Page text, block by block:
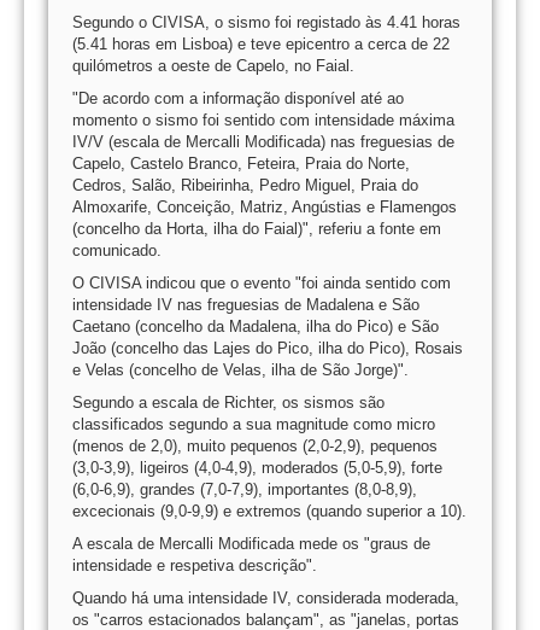
Segundo o CIVISA, o sismo foi registado às 4.41 horas
(5.41 horas em Lisboa) e teve epicentro a cerca de 22
quilómetros a oeste de Capelo, no Faial.
"De acordo com a informação disponível até ao
momento o sismo foi sentido com intensidade máxima
IV/V (escala de Mercalli Modificada) nas freguesias de
Capelo, Castelo Branco, Feteira, Praia do Norte,
Cedros, Salão, Ribeirinha, Pedro Miguel, Praia do
Almoxarife, Conceição, Matriz, Angústias e Flamengos
(concelho da Horta, ilha do Faial)", referiu a fonte em
comunicado.
O CIVISA indicou que o evento "foi ainda sentido com
intensidade IV nas freguesias de Madalena e São
Caetano (concelho da Madalena, ilha do Pico) e São
João (concelho das Lajes do Pico, ilha do Pico), Rosais
e Velas (concelho de Velas, ilha de São Jorge)".
Segundo a escala de Richter, os sismos são
classificados segundo a sua magnitude como micro
(menos de 2,0), muito pequenos (2,0-2,9), pequenos
(3,0-3,9), ligeiros (4,0-4,9), moderados (5,0-5,9), forte
(6,0-6,9), grandes (7,0-7,9), importantes (8,0-8,9),
excecionais (9,0-9,9) e extremos (quando superior a 10).
A escala de Mercalli Modificada mede os "graus de
intensidade e respetiva descrição".
Quando há uma intensidade IV, considerada moderada,
os "carros estacionados balançam", as "janelas, portas